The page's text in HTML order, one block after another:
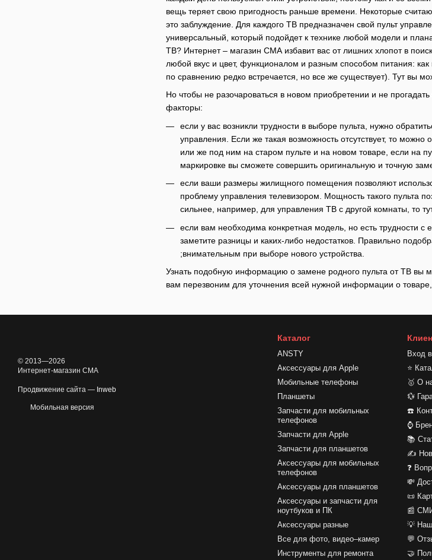
вещь теряет свою пригодность раньше времени. Некоторые
это заблуждение. Для каждого ТВ предназначен свой пульт
универсальный, который подойдет к технике любой модели и
ТВ? Интернет – магазин СМА избавит вас от лишних хлопот в
любой вкус и цвет, функционалом и разным способом питания: как
по сравнению редко встречается, но все же существует). Тут вы
Но чтобы не разочароваться в новом приобретении и не
факторы:
если у вас возникли трудности в выборе пульта, нужно
управления. Если же такая возможность отсутствует, то
или же под ним на старом пульте и на новом товаре, если на
маркировке вы сможете совершить оригинальную и точную
если ваши размеры жилищного помещения позволяют
проблему управления телевизором. Мощность такого пульта
сильнее, например, для управления ТВ с другой комнаты, то
если вам необходима конкретная модель, но есть трудности
заметите разницы и каких-либо недостатков. Правильно
;внимательным при выборе нового устройства.
Узнать подобную информацию о замене родного пульта от ТВ вы
вам перезвоним для уточнения всей нужной информации о товаре,
© 2013—2026
Интернет-магазин CMA
Продвижение сайта — Inweb
Мобильная версия
Каталог
ANSTY
Аксессуары для Apple
Мобильные телефоны
Планшеты
Запчасти для мобильных
телефонов
Запчасти для Apple
Запчасти для планшетов
Аксессуары для мобильных
телефонов
Аксессуары для планшетов
Аксессуары и запчасти для
ноутбуков и ПК
Аксессуары разные
Все для фото, видео–камер
Инструменты для ремонта
Вход
⭐
🥇 О
💱
☎️
⌚
📚
✍
❓
💸
📜
📰
💡
💬
🤝